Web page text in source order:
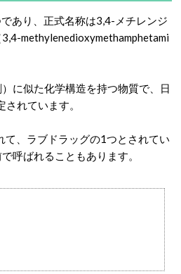
あり、正式名称は3,4-メチレンジ
methylenedioxymethamphetami
に似た化学構造を持つ物質で、日
れています。
、ラブドラッグの1つとされてい
呼ばれることもあります。